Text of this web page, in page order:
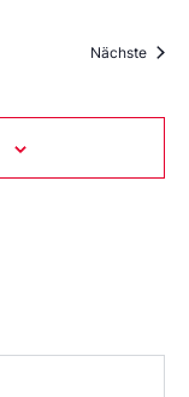
Nächste